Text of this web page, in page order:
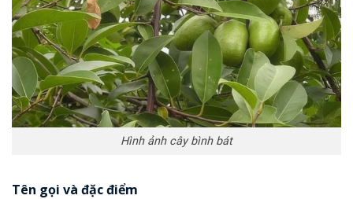
Hình ảnh cây bình bát
Tên gọi và đặc điểm